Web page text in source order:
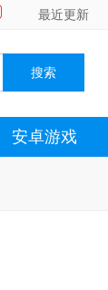
最近更新
安卓游戏